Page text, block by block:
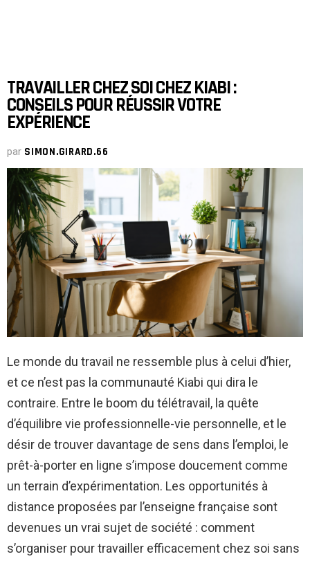
TRAVAILLER CHEZ SOI CHEZ KIABI :
CONSEILS POUR RÉUSSIR VOTRE
EXPÉRIENCE
par SIMON.GIRARD.66
Le monde du travail ne ressemble plus à celui d’hier,
et ce n’est pas la communauté Kiabi qui dira le
contraire. Entre le boom du télétravail, la quête
d’équilibre vie professionnelle-vie personnelle, et le
désir de trouver davantage de sens dans l’emploi, le
prêt-à-porter en ligne s’impose doucement comme
un terrain d’expérimentation. Les opportunités à
distance proposées par l’enseigne française sont
devenues un vrai sujet de société : comment
s’organiser pour travailler efficacement chez soi sans